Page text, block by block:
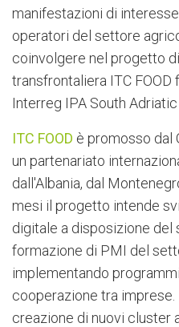
manifestazioni di
operatori del settore
coinvolgere nel progetto
transfrontaliera ITC
Interreg IPA South
ITC FOOD è promosso dal
un partenariato
dall'Albania, dal
mesi il progetto intende
digitale a disposizione del
formazione di PMI del
implementando
cooperazione tra
creazione di nuovi cluster